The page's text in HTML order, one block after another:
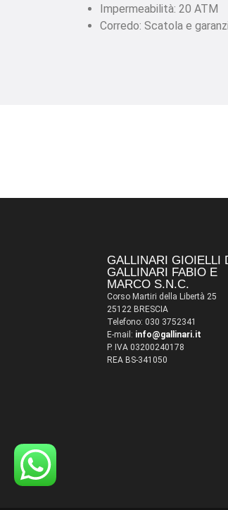
Impermeabilità: 20 ATM
Corredo: Scatola e
GALLINARI GIOIELLI
GALLINARI FABIO E
MARCO S.N.C.
Corso Martiri della Libertà 25
25122 BRESCIA
Telefono: 030 3752341
E-mail: info@gallinari.it
P. IVA 03200240178
REA BS-341050